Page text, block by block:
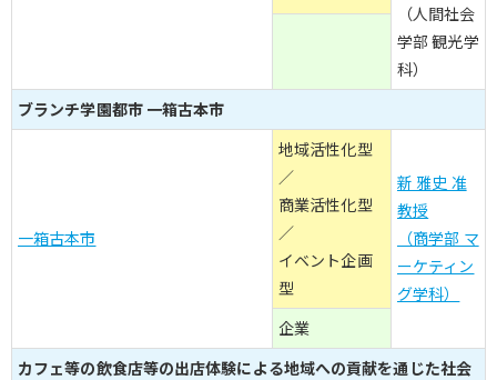
（人間社会
学部 観光学
科）
ブランチ学園都市 一箱古本市
一箱古本市
地域活性化型
／
商業活性化型
／
イベント企画
型
新 雅史 准
教授
（商学部 マ
ーケティン
グ学科）
企業
カフェ等の飲食店等の出店体験による地域への貢献を通じた社会